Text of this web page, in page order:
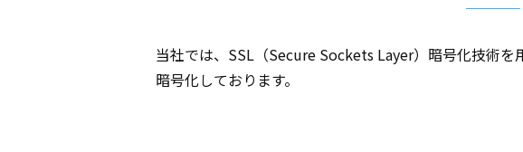
当社では、SSL（Secure Sockets Layer）暗号化技術
暗号化しております。